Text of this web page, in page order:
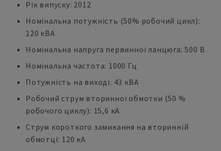
Рік випуску: 2012
Номінальна потужність (50% робочий цикл):
120 кВА
Номінальна напруга первинної ланцюга: 500 В
Номінальна частота: 1000 Гц
Потужність на виході: 43 кВА
Робочий струм вторинної обмотки (50 %
робочого циклу): 15,6 кА
Струм короткого замикання на вторинній
обмотці: 120 кА